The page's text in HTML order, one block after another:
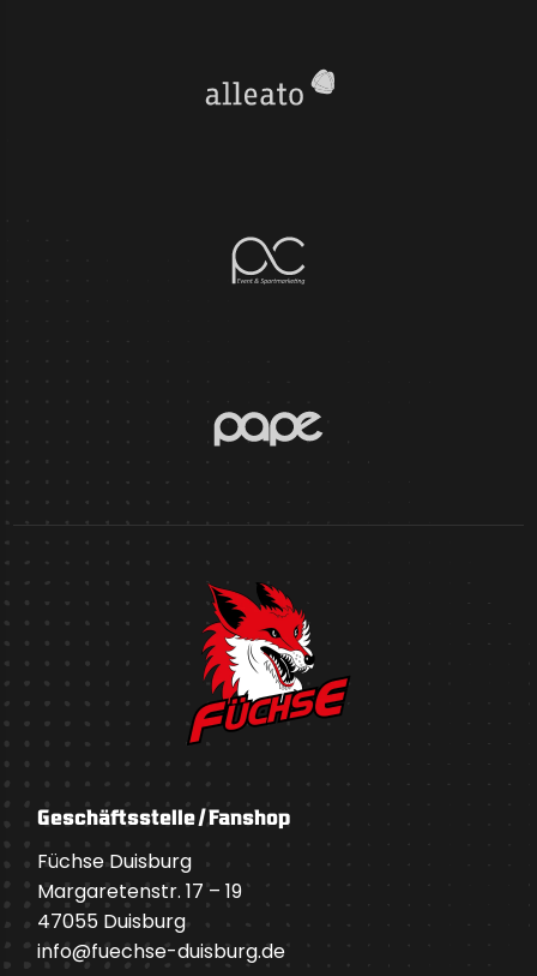
Geschäftsstelle / Fanshop
Füchse Duisburg
Margaretenstr. 17 – 19
47055 Duisburg
info@fuechse-duisburg.de